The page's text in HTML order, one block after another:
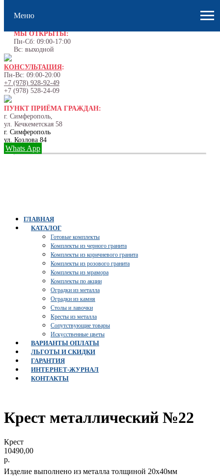
МЫ ОТКРЫТЫ:
Пн-Сб: 09:00-17:00
Вс: выходной
КОНСУЛЬТАЦИЯ:
Пн-Вс: 09:00-20:00
+7 (978) 928-92-49
+7 (978) 528-24-09
ПУНКТ ПРИЁМА ГРАЖДАН:
г. Симферополь,
ул. Кечкеметская 58
г. Симферополь
ул. Козлова 84
Whats App
ГЛАВНАЯ
КАТАЛОГ
Готовые комплекты
Комплекты из черного гранита
Комплекты из коричневого гранита
Комплекты из розового гранита
Комплекты из мрамора
Комплекты по акции
Оградки из металла
Оградки из камня
Столы и лавочки
Кресты из металла
Сопутствующие товары
Искусственные цветы
ВАРИАНТЫ ОПЛАТЫ
ЛЬГОТЫ И СКИДКИ
ГАРАНТИЯ
ИНТЕРНЕТ-ЖУРНАЛ
КОНТАКТЫ
Меню
Крест металлический №22
Крест
10490,00
р.
Изделие выполнено из металла толщиной 20х40мм